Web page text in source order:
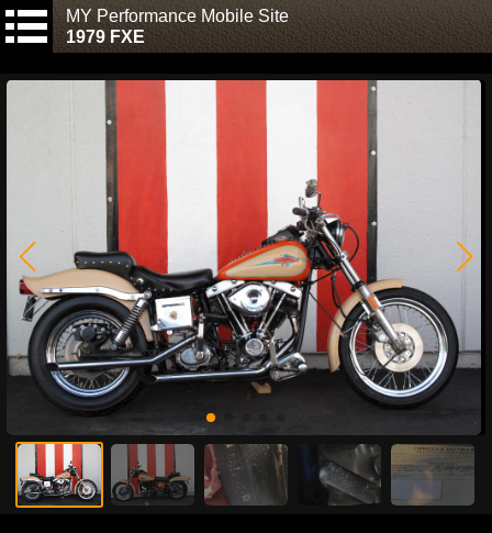
MY Performance Mobile Site
1979 FXE